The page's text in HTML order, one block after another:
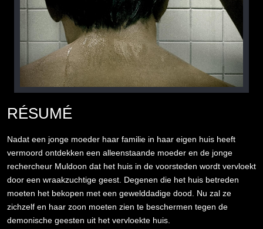
RÉSUMÉ
Nadat een jonge moeder haar familie in haar eigen huis heeft
vermoord ontdekken een alleenstaande moeder en de jonge
rechercheur Muldoon dat het huis in de voorsteden wordt vervloekt
door een wraakzuchtige geest. Degenen die het huis betreden
moeten het bekopen met een gewelddadige dood. Nu zal ze
zichzelf en haar zoon moeten zien te beschermen tegen de
demonische geesten uit het vervloekte huis.